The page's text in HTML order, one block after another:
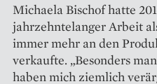
Michaela Bischof hatte
jahrzehntelanger Arbeit
immer mehr an den
verkaufte. „Besonders
haben mich ziemlich